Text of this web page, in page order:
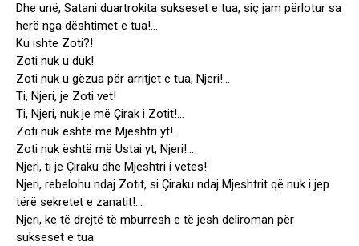
Dhe unë, Satani duartrokita sukseset e tua, siç jam përlotur sa
herë nga dështimet e tua!…
Ku ishte Zoti?!
Zoti nuk u duk!
Zoti nuk u gëzua për arritjet e tua, Njeri!…
Ti, Njeri, je Zoti vet!
Ti, Njeri, nuk je më Çirak i Zotit!…
Zoti nuk është më Mjeshtri yt!…
Zoti nuk është më Ustai yt, Njeri!…
Njeri, ti je Çiraku dhe Mjeshtri i vetes!
Njeri, rebelohu ndaj Zotit, si Çiraku ndaj Mjeshtrit që nuk i jep
tërë sekretet e zanatit!…
Njeri, ke të drejtë të mburresh e të jesh deliroman për
sukseset e tua.